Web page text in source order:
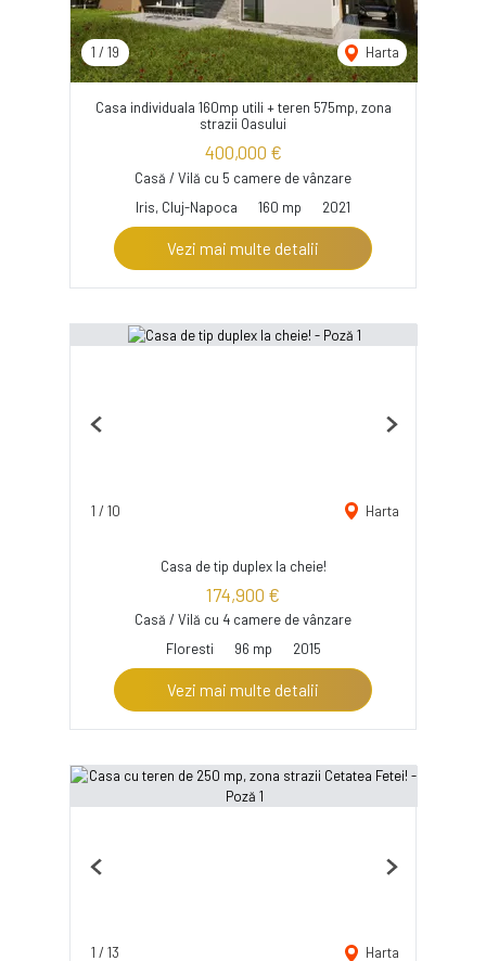
1 / 19 Harta
Casa individuala 160mp utili + teren 575mp, zona
strazii Oasului
400,000 €
Casă / Vilă cu 5 camere de vânzare
Iris, Cluj-Napoca
160 mp 2021
Vezi mai multe detalii
1 / 10 Harta
Previous Next
Casa de tip duplex la cheie!
174,900 €
Casă / Vilă cu 4 camere de vânzare
Floresti
96 mp 2015
Vezi mai multe detalii
1 / 13 Harta
Previous Next